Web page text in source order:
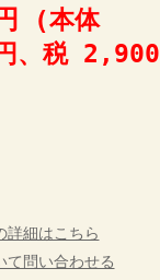
(本体
、税 2,900
詳細はこちら
て問い合わせる